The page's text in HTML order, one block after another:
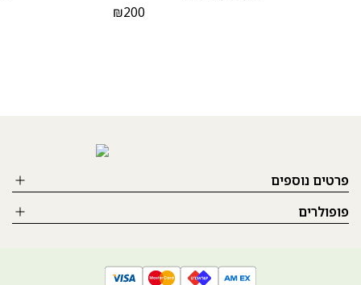
₪200
פרטים נוספים
פופולרים